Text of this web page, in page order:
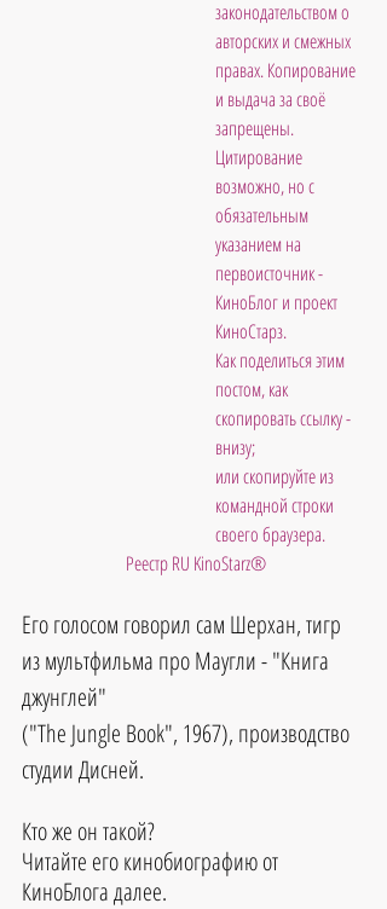
законодательством о
авторских и смежных
правах. Копирование
и выдача за своё
запрещены.
Цитирование
возможно, но с
обязательным
указанием на
первоисточник -
КиноБлог и проект
КиноСтарз.
Как поделиться этим
постом, как
скопировать ссылку -
внизу;
или скопируйте из
командной строки
своего браузера.
Реестр RU KinoStarz®
Его голосом говорил сам Шерхан, тигр
из мультфильма про Маугли - "Книга
джунглей"
("The Jungle Book", 1967), производство
студии Дисней.
Кто же он такой?
Читайте его кинобиографию от
КиноБлога далее.